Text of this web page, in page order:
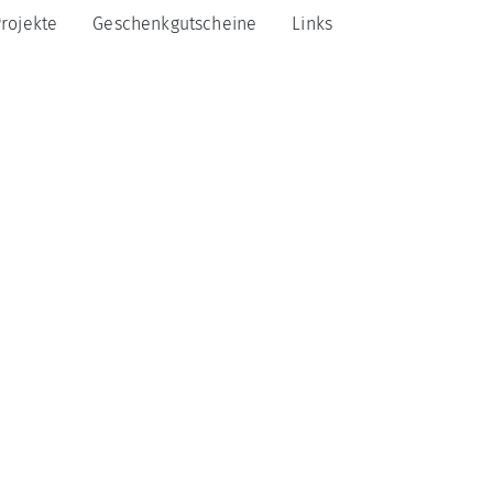
Geschenkgutscheine Links